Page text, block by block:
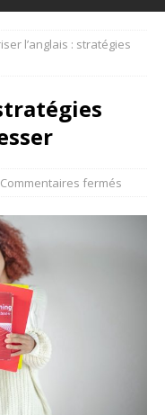
l’anglais : stratégies
Commentaires fermés